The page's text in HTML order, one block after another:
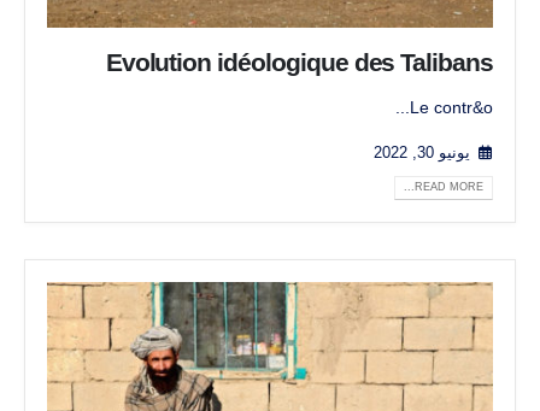
Evolution idéologique des Talibans
Le contr&o...
يونيو 30, 2022
READ MORE...